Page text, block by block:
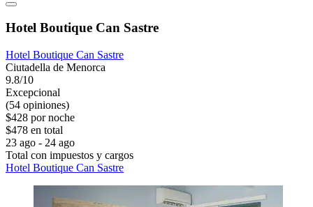
Hotel Boutique Can Sastre
Hotel Boutique Can Sastre
Ciutadella de Menorca
9.8/10
Excepcional
(54 opiniones)
$428 por noche
$478 en total
23 ago - 24 ago
Total con impuestos y cargos
Hotel Boutique Can Sastre